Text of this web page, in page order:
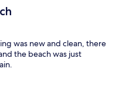
was new and clean, there
the beach was just